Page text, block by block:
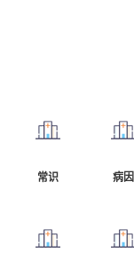
常识 病因